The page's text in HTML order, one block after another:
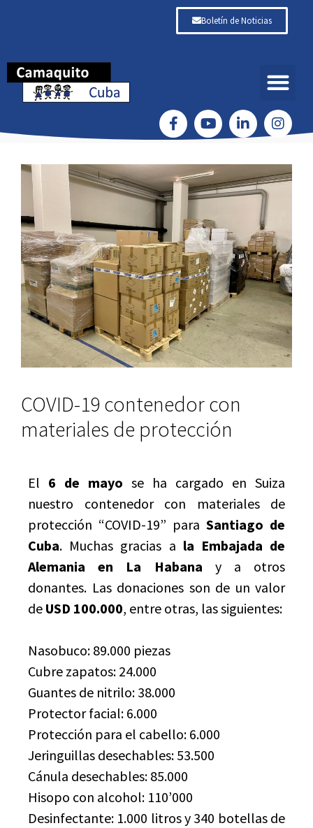
Boletín de Noticias
COVID-19 contenedor con
materiales de protección
El 6 de mayo se ha cargado en Suiza
nuestro contenedor con materiales de
protección “COVID-19” para Santiago de
Cuba. Muchas gracias a la Embajada de
Alemania en La Habana y a otros
donantes. Las donaciones son de un valor
de USD 100.000, entre otras, las siguientes:
Nasobuco: 89.000 piezas
Cubre zapatos: 24.000
Guantes de nitrilo: 38.000
Protector facial: 6.000
Protección para el cabello: 6.000
Jeringuillas desechables: 53.500
Cánula desechables: 85.000
Hisopo con alcohol: 110’000
Desinfectante: 1.000 litros y 340 botellas de